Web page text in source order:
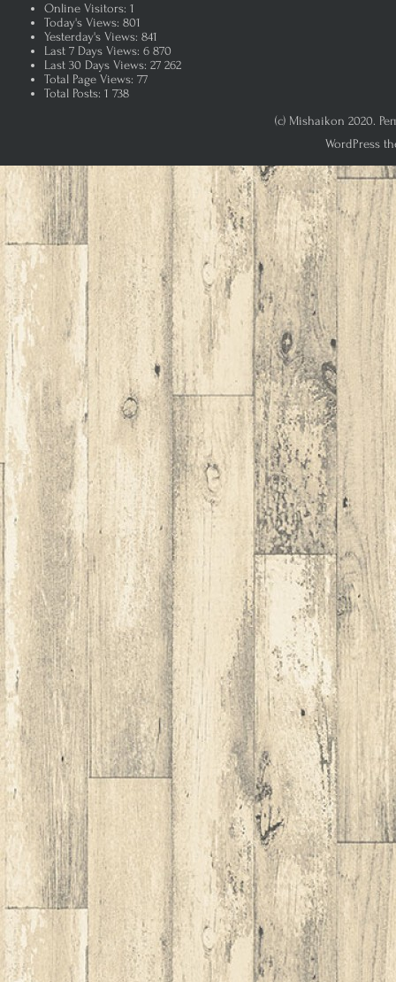
Online Visitors: 1
Today's Views: 801
Yesterday's Views: 841
Last 7 Days Views: 6 870
Last 30 Days Views: 27 262
Total Page Views: 77
Total Posts: 1 738
(c) Mishaikon 2020.
WordPress